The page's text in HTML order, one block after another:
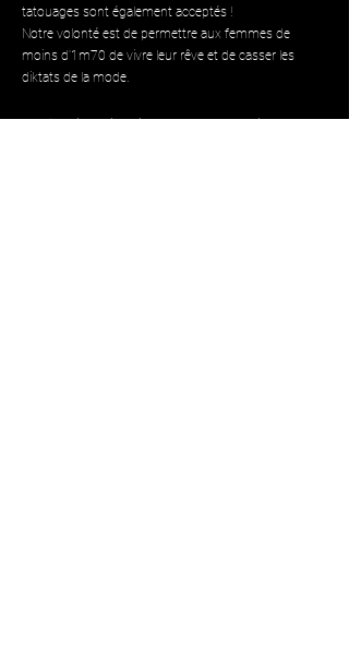
tatouages sont également acceptés !
Notre volonté est de permettre aux femmes de
moins d'1m70 de vivre leur rêve et de casser les
diktats de la mode.